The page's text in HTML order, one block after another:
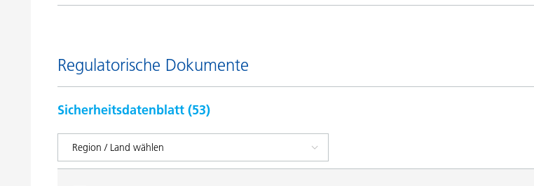
Regulatorische Dokumente
Sicherheitsdatenblatt (53)